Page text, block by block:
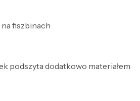
fiszbinach
podszyta dodatkowo materiałem